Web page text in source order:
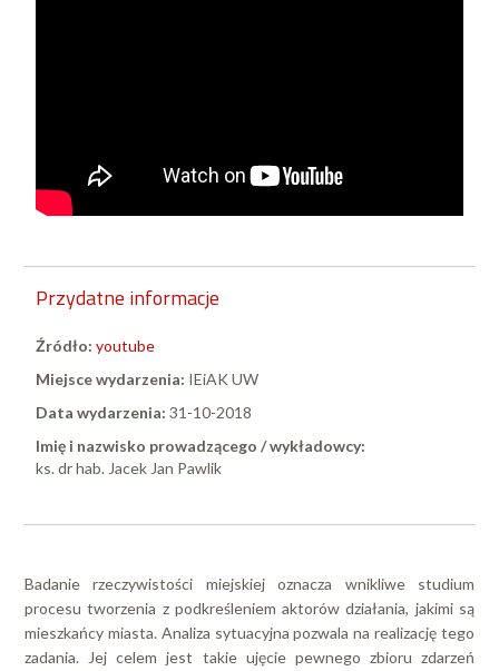
Przydatne informacje
Źródło: youtube
Miejsce wydarzenia: IEiAK UW
Data wydarzenia: 31-10-2018
Imię i nazwisko prowadzącego / wykładowcy:
ks. dr hab. Jacek Jan Pawlik
Badanie rzeczywistości miejskiej oznacza wnikliwe studium
procesu tworzenia z podkreśleniem aktorów działania, jakimi są
mieszkańcy miasta. Analiza sytuacyjna pozwala na realizację tego
zadania. Jej celem jest takie ujęcie pewnego zbioru zdarzeń